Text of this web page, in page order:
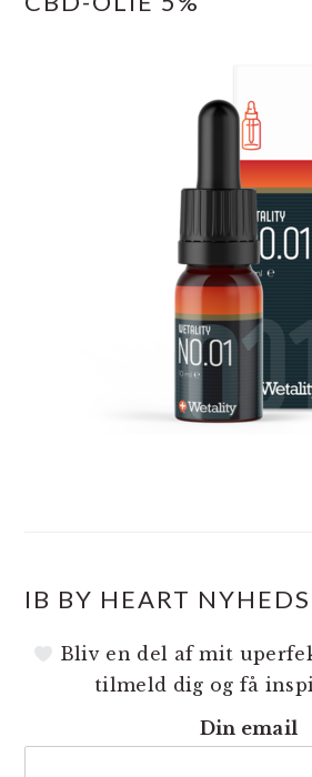
IB BY HEART
Bliv en del af mit
tilmeld dig og få
Din email